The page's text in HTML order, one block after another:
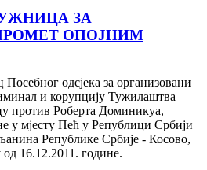
ЗА
ОПОЈНИМ
одсјека за организовани
и корупцију Тужилаштва
против Роберта Доминикуa,
у мјесту Пећ у Републици Србији
Републике Србије - Косово,
од 16.12.2011. године.